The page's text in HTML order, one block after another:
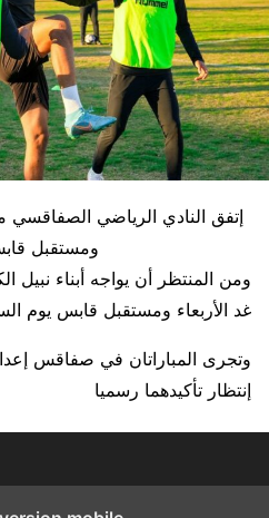
إتفق النادي الرياضي
ومستقبل
ومن المنتظر أن يواجه أبناء نبيل
غد الأربعاء ومستقبل قابس يوم
إنتظار تأكيدهما رسميا